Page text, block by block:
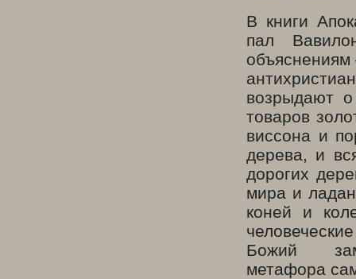
В книги
пал
объяснениям
возрыдают
товаров
виссона и
дерева, и
дорогих
мира и
коней и
Божий
метафора